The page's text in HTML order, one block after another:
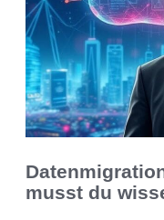
musst du